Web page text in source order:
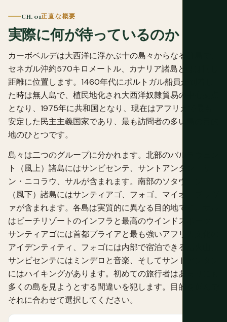
CH. 01正直な概要
実際に何が待っているのか
カーボベルデは大西洋に浮かぶ十の島々からなる群島で、
セネガル沖約570キロメートル、カナリア諸島とほぼ同じ
距離に位置します。1460年代にポルトガル船員が到着し
た時は無人島で、植民地化され大西洋奴隷貿易の中心拠点
となり、1975年に共和国となり、現在はアフリカで最も
安定した民主主義国家であり、最も訪問者の多い島の目的
地のひとつです。
島々は二つのグループに分かれます。北部のバルラヴェン
ト（風上）諸島にはサンビセンテ、サントアンタン、サ
ン・ニコラウ、サルが含まれます。南部のソタヴェント
（風下）諸島にはサンティアゴ、フォゴ、マイオ、ブラヴ
ァが含まれます。各島は実質的に異なる目的地です。サル
はビーチリゾートのインフラと最高のウインドスポーツ、
サンティアゴには首都プライアと最も強いアフリカ文化の
アイデンティティ、フォゴには内部で宿泊できる活火山、
サンビセンテにはミンデロと音楽、そしてサントアンタン
にはハイキングがあります。初めての旅行者はあまりにも
多くの島を見ようとする間違いを犯します。目的を選んで
それに合わせて選択してください。